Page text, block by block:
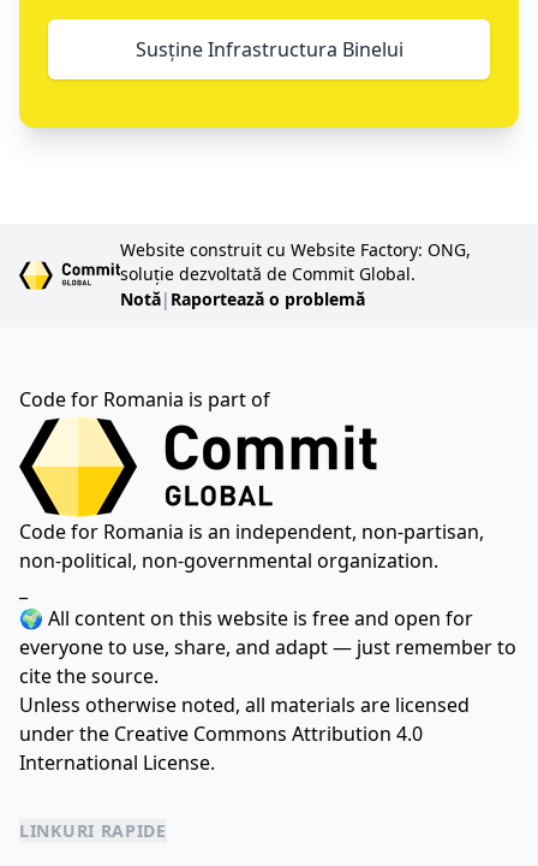
Susține Infrastructura Binelui
Website construit cu Website Factory: ONG,
soluție dezvoltată de Commit Global.
Notă| Raportează o problemă
Code for Romania is part of
Code for Romania is an independent, non-partisan,
non-political, non-governmental organization.
🌍 All content on this website is free and open for
everyone to use, share, and adapt — just remember to
cite the source.
Unless otherwise noted, all materials are licensed
under the Creative Commons Attribution 4.0
International License.
LINKURI RAPIDE